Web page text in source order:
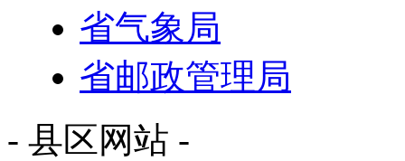
省气象局
省邮政管理局
- 县区网站 -